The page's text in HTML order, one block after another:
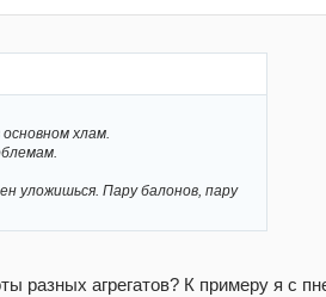
хлам.
уложишься. Пару балонов, пару
разных агрегатов? К примеру я с